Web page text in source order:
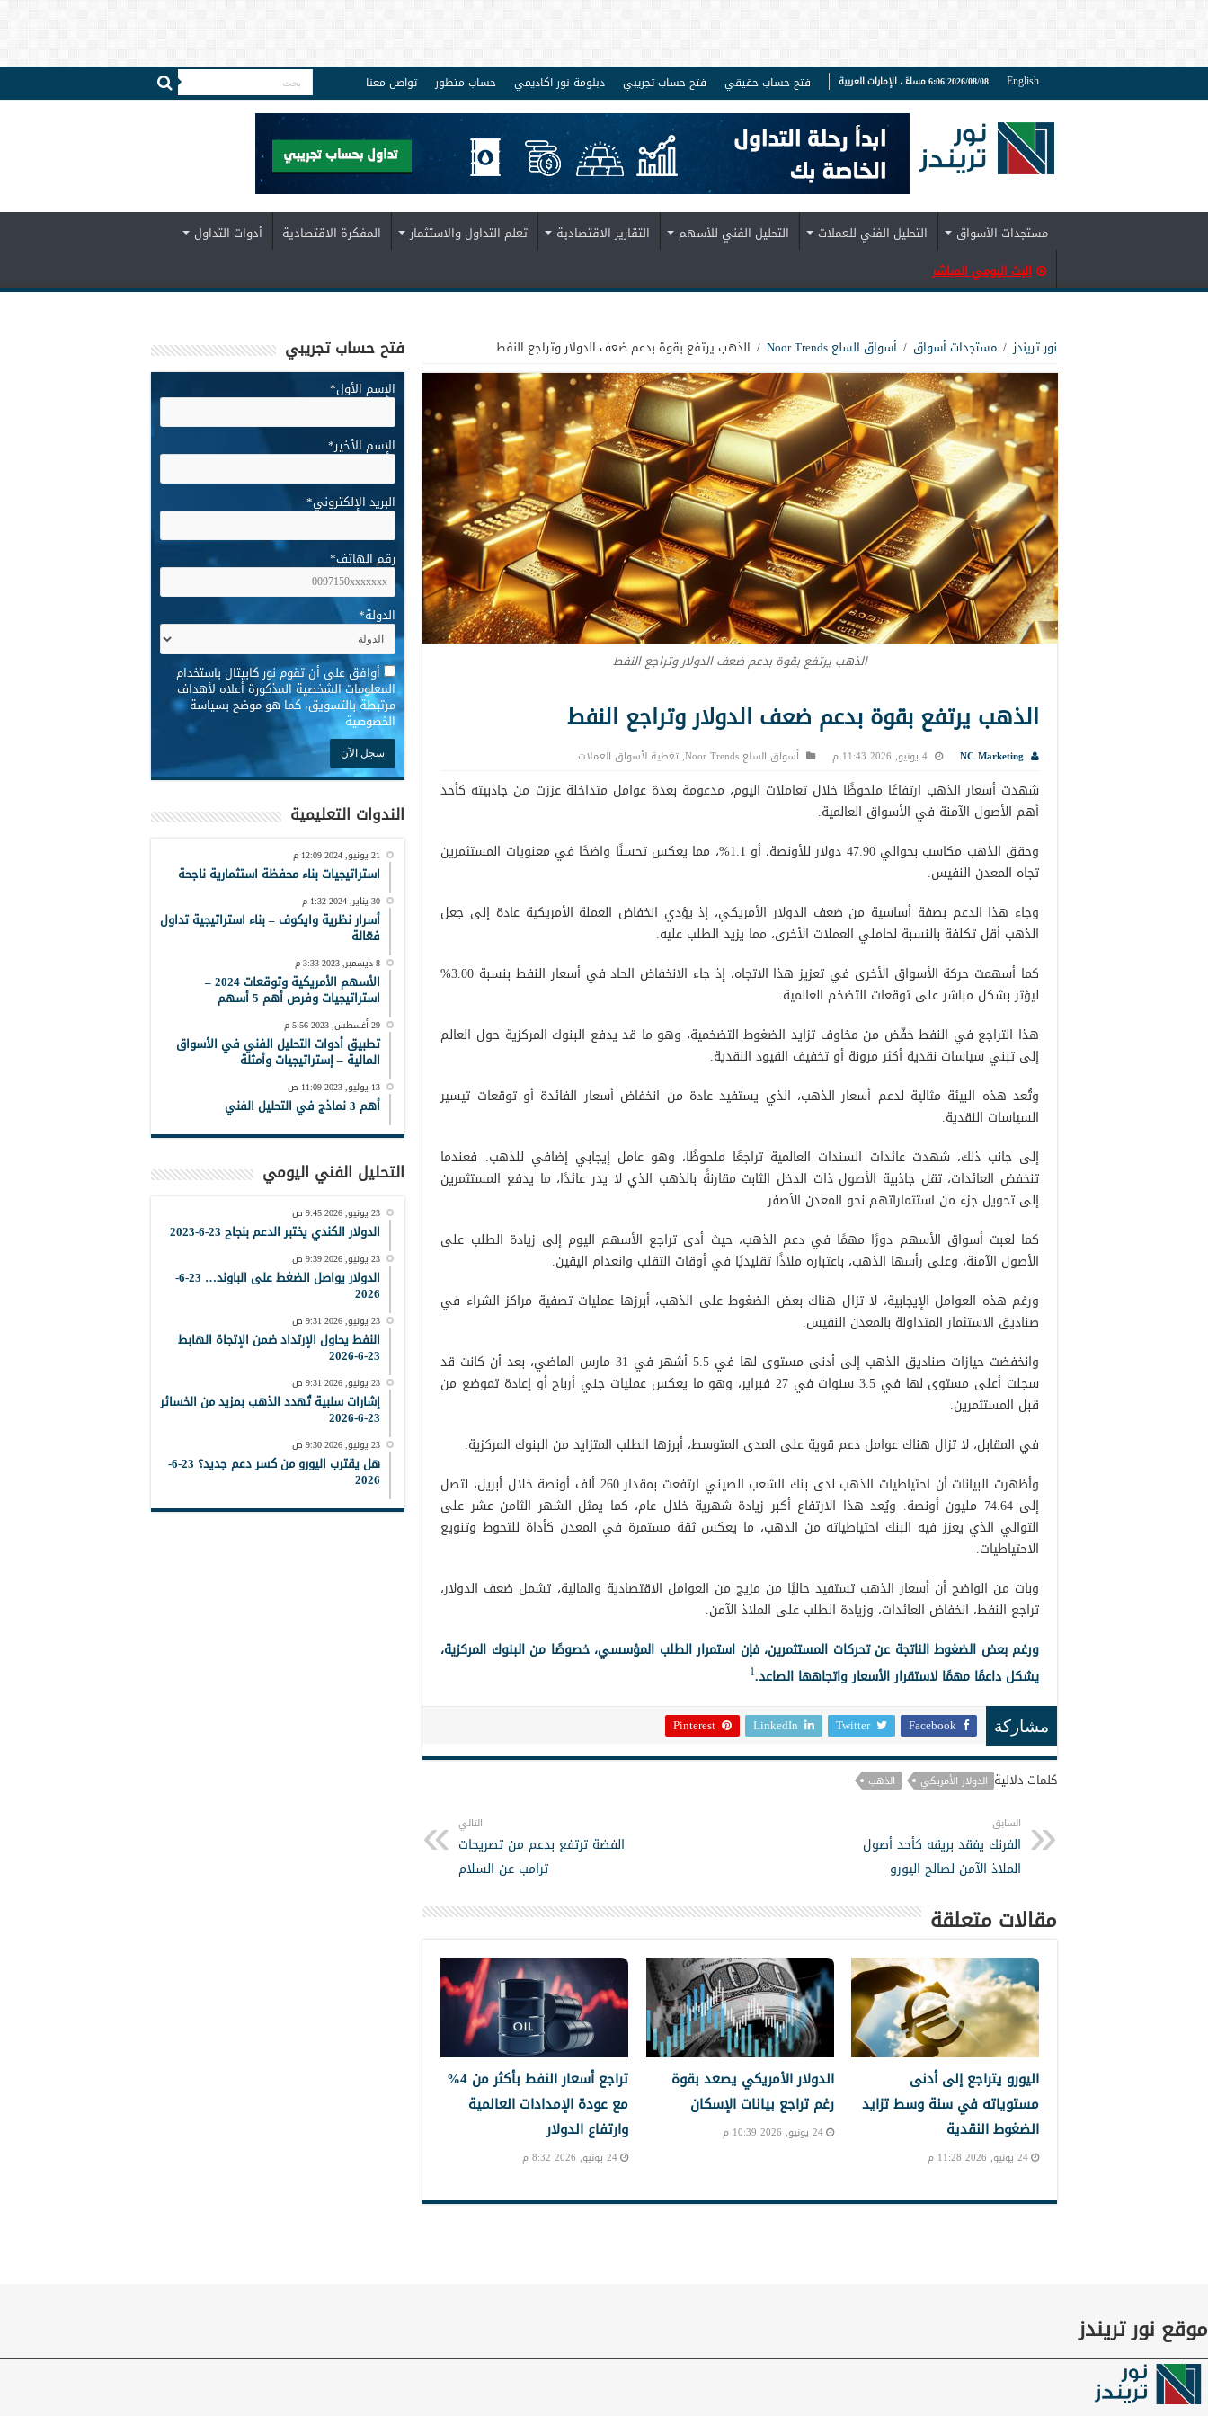
English 2026/08/08 6:06 مساءً ، الإمارات العربية فتح حساب حقيقي فتح حساب تجريبي دبلومة نور اكاديمي حساب متطور تواصل معنا
مستجدات الأسواق التحليل الفني للعملات التحليل الفني للأسهم التقارير الاقتصادية تعلم التداول والاستثمار المفكرة الاقتصادية
أدوات التداول
البث اليومي المباشر
نور تريندز / مستجدات أسواق / أسواق السلع Noor Trends / الذهب يرتفع بقوة بدعم ضعف الدولار وتراجع النفط
الذهب يرتفع بقوة بدعم ضعف الدولار وتراجع النفط
الذهب يرتفع بقوة بدعم ضعف الدولار وتراجع النفط
NC Marketing 4 يونيو, 2026 11:43 م أسواق السلع Noor Trends ,تغطية لأسواق العملات
شهدت أسعار الذهب ارتفاعًا ملحوظًا خلال تعاملات اليوم، مدعومة بعدة عوامل متداخلة عززت من جاذبيته كأحد
أهم الأصول الآمنة في الأسواق العالمية.
وحقق الذهب مكاسب بحوالي 47.90 دولار للأونصة، أو 1.1%، مما يعكس تحسنًا واضحًا في معنويات المستثمرين
تجاه المعدن النفيس.
وجاء هذا الدعم بصفة أساسية من ضعف الدولار الأمريكي، إذ يؤدي انخفاض العملة الأمريكية عادة إلى جعل
الذهب أقل تكلفة بالنسبة لحاملي العملات الأخرى، مما يزيد الطلب عليه.
كما أسهمت حركة الأسواق الأخرى في تعزيز هذا الاتجاه، إذ جاء الانخفاض الحاد في أسعار النفط بنسبة 3.00%
ليؤثر بشكل مباشر على توقعات التضخم العالمية.
هذا التراجع في النفط خفّض من مخاوف تزايد الضغوط التضخمية، وهو ما قد يدفع البنوك المركزية حول العالم
إلى تبني سياسات نقدية أكثر مرونة أو تخفيف القيود النقدية.
وتُعد هذه البيئة مثالية لدعم أسعار الذهب، الذي يستفيد عادة من انخفاض أسعار الفائدة أو توقعات تيسير
السياسات النقدية.
إلى جانب ذلك، شهدت عائدات السندات العالمية تراجعًا ملحوظًا، وهو عامل إيجابي إضافي للذهب. فعندما
تنخفض العائدات، تقل جاذبية الأصول ذات الدخل الثابت مقارنةً بالذهب الذي لا يدر عائدًا، ما يدفع المستثمرين
إلى تحويل جزء من استثماراتهم نحو المعدن الأصفر.
كما لعبت أسواق الأسهم دورًا مهمًا في دعم الذهب، حيث أدى تراجع الأسهم اليوم إلى زيادة الطلب على
الأصول الآمنة، وعلى رأسها الذهب، باعتباره ملاذًا تقليديًا في أوقات التقلب وانعدام اليقين.
ورغم هذه العوامل الإيجابية، لا تزال هناك بعض الضغوط على الذهب، أبرزها عمليات تصفية مراكز الشراء في
صناديق الاستثمار المتداولة بالمعدن النفيس.
وانخفضت حيازات صناديق الذهب إلى أدنى مستوى لها في 5.5 أشهر في 31 مارس الماضي، بعد أن كانت قد
سجلت أعلى مستوى لها في 3.5 سنوات في 27 فبراير، وهو ما يعكس عمليات جني أرباح أو إعادة تموضع من
قبل المستثمرين.
في المقابل، لا تزال هناك عوامل دعم قوية على المدى المتوسط، أبرزها الطلب المتزايد من البنوك المركزية.
وأظهرت البيانات أن احتياطيات الذهب لدى بنك الشعب الصيني ارتفعت بمقدار 260 ألف أونصة خلال أبريل، لتصل
إلى 74.64 مليون أونصة. ويُعد هذا الارتفاع أكبر زيادة شهرية خلال عام، كما يمثل الشهر الثامن عشر على
التوالي الذي يعزز فيه البنك احتياطياته من الذهب، ما يعكس ثقة مستمرة في المعدن كأداة للتحوط وتنويع
الاحتياطيات.
وبات من الواضح أن أسعار الذهب تستفيد حاليًا من مزيج من العوامل الاقتصادية والمالية، تشمل ضعف الدولار،
تراجع النفط، انخفاض العائدات، وزيادة الطلب على الملاذ الآمن.
ورغم بعض الضغوط الناتجة عن تحركات المستثمرين، فإن استمرار الطلب المؤسسي، خصوصًا من البنوك المركزية،
يشكل داعمًا مهمًا لاستقرار الأسعار واتجاهها الصاعد.1
مشاركة Facebook
Twitter
LinkedIn
Pinterest
كلمات دلالية الدولار الأمريكي الذهب
السابق
الفرنك يفقد بريقه كأحد أصول
الملاذ الآمن لصالح اليورو
التالي
الفضة ترتفع بدعم من تصريحات
ترامب عن السلام
مقالات متعلقة
اليورو يتراجع إلى أدنى
مستوياته في سنة وسط تزايد
الضغوط النقدية
24 يونيو, 2026 11:28 م
الدولار الأمريكي يصعد بقوة
رغم تراجع بيانات الإسكان
24 يونيو, 2026 10:39 م
تراجع أسعار النفط بأكثر من 4%
مع عودة الإمدادات العالمية
وارتفاع الدولار
24 يونيو, 2026 8:32 م
فتح حساب تجريبي
الإسم الأول*
الإسم الأخير*
البريد الإلكتروني*
رقم الهاتف*
الدولة*
* أوافق على أن تقوم نور كابيتال باستخدام
المعلومات الشخصية المذكورة أعلاه لأهداف
مرتبطة بالتسويق، كما هو موضح بسياسة
الخصوصية
الندوات التعليمية
21 يونيو, 2024 12:09 م
استراتيجيات بناء محفظة استثمارية ناجحة
30 يناير, 2024 1:32 م
أسرار نظرية وايكوف – بناء استراتيجية تداول
فعّالة
8 ديسمبر, 2023 3:33 م
الأسهم الأمريكية وتوقعات 2024 –
استراتيجيات وفرص أهم 5 أسهم
29 أغسطس, 2023 5:56 م
تطبيق أدوات التحليل الفني في الأسواق
المالية – إستراتيجيات وأمثلة
13 يوليو, 2023 11:09 ص
أهم 3 نماذج في التحليل الفني
التحليل الفني اليومي
23 يونيو, 2026 9:45 ص
الدولار الكندي يختبر الدعم بنجاح 23-6-2023
23 يونيو, 2026 9:39 ص
الدولار يواصل الضغط على الباوند… 23-6-
2026
23 يونيو, 2026 9:31 ص
النفط يحاول الإرتداد ضمن الإتجاة الهابط
23-6-2026
23 يونيو, 2026 9:31 ص
إشارات سلبية تُهدد الذهب بمزيد من الخسائر
23-6-2026
23 يونيو, 2026 9:30 ص
هل يقترب اليورو من كسر دعم جديد؟ 23-6-
2026
موقع نور تريندز